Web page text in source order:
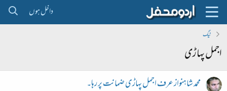
داخل ہوں
ٹیگ
اجمل پہاڑی
محمد شاہنواز عرف اجمل پہاڑی ضمانت پر رہا۔